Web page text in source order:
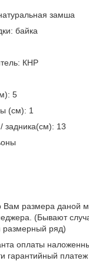
замша
байка
КНР
5
(см): 1
задника(см): 13
Вам размера даной
(Бывают
размерный ряд)
оплаты
гарантийный